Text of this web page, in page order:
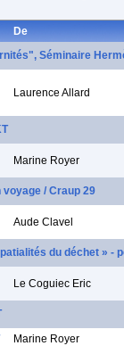
De
Séminaire
Laurence Allard
Marine Royer
/ Craup 29
Aude Clavel
du déchet » -
Le Coguiec Eric
Marine Royer